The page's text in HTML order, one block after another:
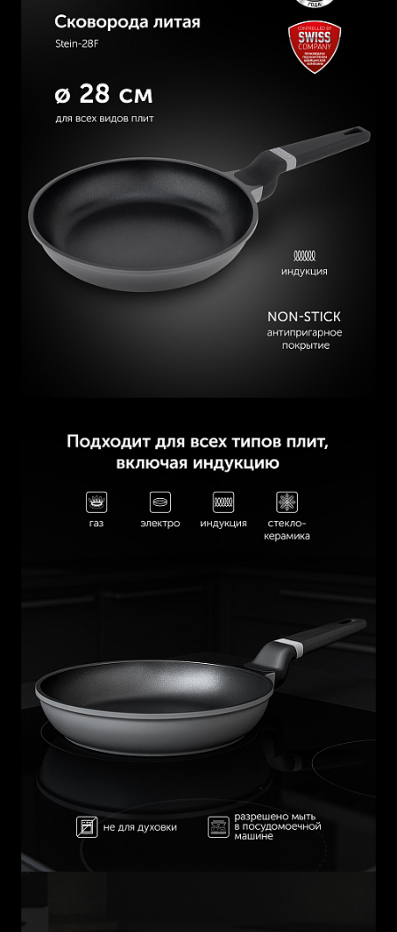
блинной сковороды 22 см.
Соберите свой набор для приготовления надежного
качества и стильного дизайна.
Посуда Polaris - идеальное сочетание качества и
функциональности, которое позволяет легко и быстро
приготовить вкусные блюда без лишнего труда и времени.